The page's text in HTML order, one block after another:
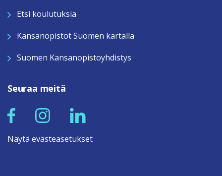
Etsi koulutuksia
Kansanopistot Suomen kartalla
Suomen Kansanopistoyhdistys
Seuraa meitä
Näytä evästeasetukset